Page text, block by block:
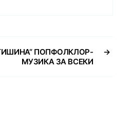
→
ПОПФОЛКЛОР-
МУЗИКА ЗА ВСЕКИ